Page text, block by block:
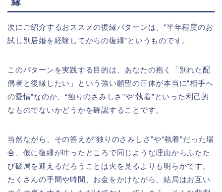
次にご紹介するおススメの復縁パターンは、“半年程度のお
試し別居婚を経験してからの復縁”というものです。
このパターンを実践する目的は、あなたの抱く「別れた配
偶者と復縁したい」という強い願望の正体が本当に“相手へ
の愛情”なのか、“独りのさみしさ”や“執着”といった利己的
なものでないかどうかを確認することです。
当然ながら、その答えが“独りのさみしさ”や“執着”だった場
合、仮に復縁が叶ったところで同じような理由からふたた
び破局を迎えるだろうことは火を見るよりも明らかです。
たくさんの手間や時間、お金をかけながら、結局はお互い